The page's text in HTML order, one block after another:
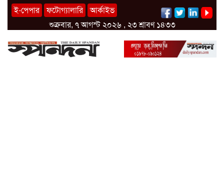
ই-পেপার ফটোগ্যালারি
আর্কাইভ
শুক্রবার, ৭ আগস্ট ২০২৬ , ২৩ শ্রাবণ ১৪৩৩